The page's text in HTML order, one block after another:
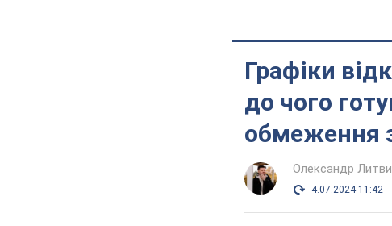
Графіки
до чого
обмеження
Олександр
4.07.2024 11:42